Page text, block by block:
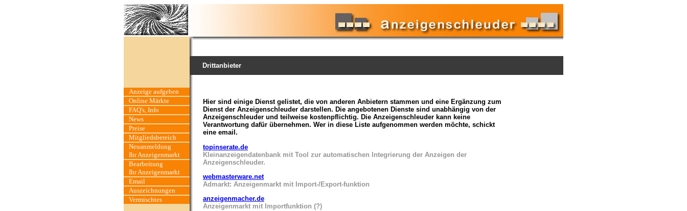
Anzeige aufgeben
Online Märkte
FAQ's, Info
News
Preise
Mitgliedsbereich
Neuanmeldung
Ihr Anzeigenmarkt
Bearbeitung
Ihr Anzeigenmarkt
Email
Auszeichnungen
Vermischtes
Drittanbieter
Hier sind einige Dienst gelistet, die von anderen Anbietern stammen und eine Ergänzung zum
Dienst der Anzeigenschleuder darstellen. Die angebotenen Dienste sind unabhängig von der
Anzeigenschleuder und teilweise kostenpflichtig. Die Anzeigenschleuder kann keine
Verantwortung dafür übernehmen. Wer in diese Liste aufgenommen werden möchte, schickt
eine email.
topinserate.de
Kleinanzeigendatenbank mit Tool zur automatischen Integrierung der Anzeigen der
Anzeigenschleuder.
webmasterware.net
Admarkt: Anzeigenmarkt mit Import-/Export-funktion
anzeigenmacher.de
Anzeigenmarkt mit Importfunktion (?)